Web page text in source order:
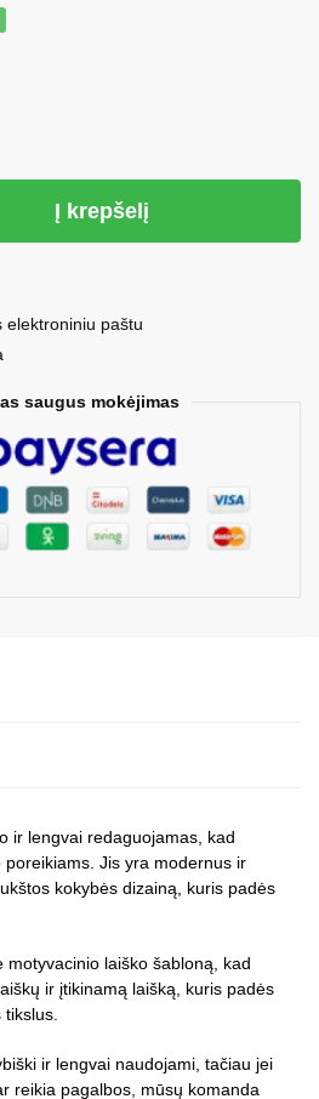
Į krepšelį
elektroniniu paštu
saugus mokėjimas
ir lengvai redaguojamas, kad
Jis yra modernus ir
kokybės dizainą, kuris padės
motyvacinio laiško šabloną, kad
ir įtikinamą laišką, kuris padės
ir lengvai naudojami, tačiau jei
reikia pagalbos, mūsų komanda